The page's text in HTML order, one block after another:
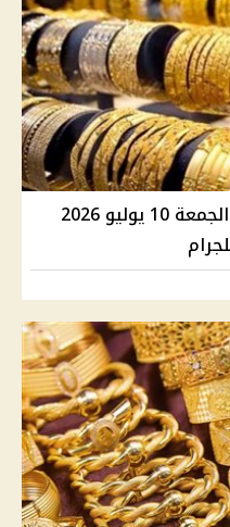
ارتفاع أسعار الذهب في مصر الجمعة 10 يوليو 2026